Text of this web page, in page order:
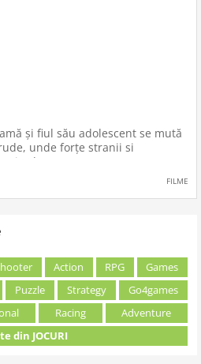
şi fiul său adolescent se mută
unde forţe stranii si
lor.
FILME
Action RPG
Games
Puzzle Strategy
Go4games
Racing
Adventure
din JOCURI